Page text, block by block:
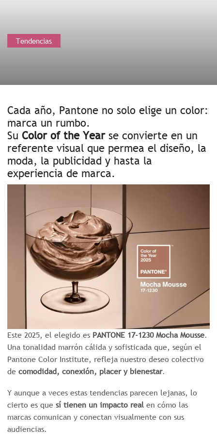
Tendencias
Cada año, Pantone no solo elige un color:
marca un rumbo.
Su Color of the Yearse convierte en un
referente visual que permea el diseño, la
moda, la publicidad y hasta la
experiencia de marca.
Este 2025, el elegido es PANTONE 17-1230 Mocha Mousse.
Una tonalidad marrón cálida y sofisticada que, según el
Pantone Color Institute, refleja nuestro deseo colectivo
de comodidad, conexión, placer y bienestar.
Y aunque a veces estas tendencias parecen lejanas, lo
cierto es que sí tienen un impacto real en cómo las
marcas comunican y conectan visualmente con sus
audiencias.